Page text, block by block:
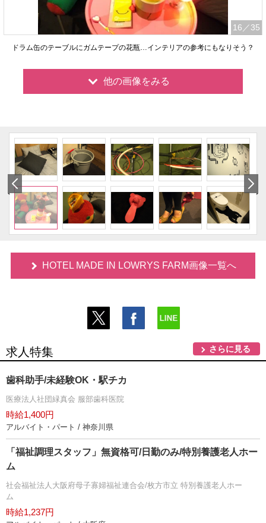
16 ／35
ドラム缶のテーブルにガムテープの花瓶…インテリアの参考にもなりそう？
他の画像をみる
HOTEL MADE IN LOWRYS FARM画像一覧へ
求人特集 さらに見る
歯科助手/未経験OK・駅チカ
医療法人社団緑真会 服部歯科医院
時給1,400円
アルバイト・パート / 神奈川県
「福祉調理スタッフ」無資格可/日勤のみ/特別養護老人ホー
ム
社会福祉法人大阪府母子寡婦福祉連合会/枚方市立 特別養護老人ホー
ム
時給1,237円